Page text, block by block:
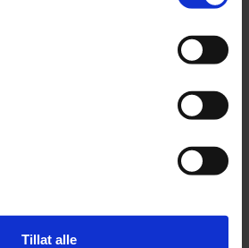
Tillat alle
Antec EU Kanalrør 60mm Sort A3 Ledlenser® P7R CORE